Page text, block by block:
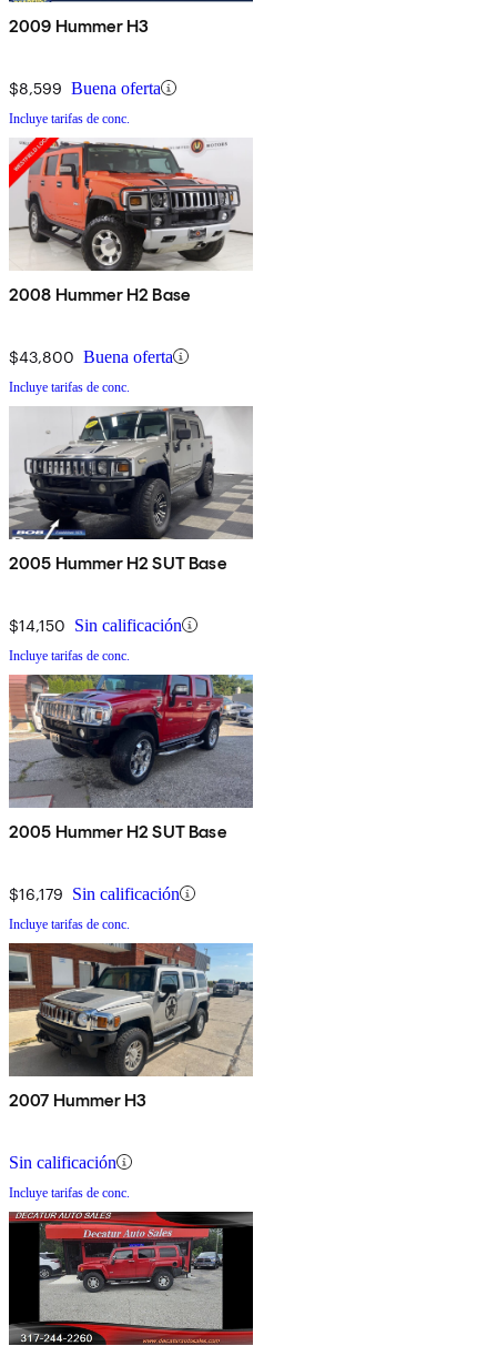
2009 Hummer H3
$8,599 Buena oferta
Incluye tarifas de conc.
2008 Hummer H2 Base
$43,800 Buena oferta
Incluye tarifas de conc.
2005 Hummer H2 SUT Base
$14,150 Sin calificación
Incluye tarifas de conc.
2005 Hummer H2 SUT Base
$16,179 Sin calificación
Incluye tarifas de conc.
2007 Hummer H3
Sin calificación
Incluye tarifas de conc.